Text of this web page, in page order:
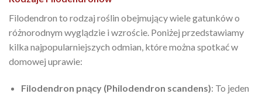
Filodendron to rodzaj roślin obejmujący wiele gatunków o
różnorodnym wyglądzie i wzroście. Poniżej przedstawiamy
kilka najpopularniejszych odmian, które można spotkać w
domowej uprawie:
Filodendron pnący (Philodendron scandens): To jeden